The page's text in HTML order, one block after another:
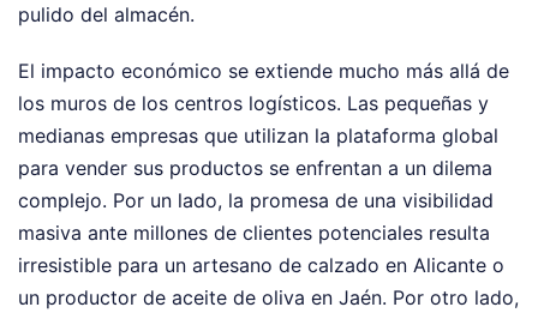
pulido del almacén.
El impacto económico se extiende mucho más allá de
los muros de los centros logísticos. Las pequeñas y
medianas empresas que utilizan la plataforma global
para vender sus productos se enfrentan a un dilema
complejo. Por un lado, la promesa de una visibilidad
masiva ante millones de clientes potenciales resulta
irresistible para un artesano de calzado en Alicante o
un productor de aceite de oliva en Jaén. Por otro lado,